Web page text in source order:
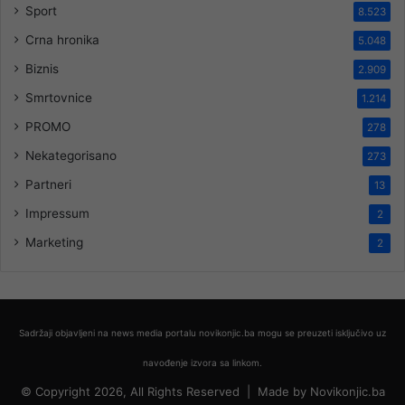
Sport 8.523
Crna hronika 5.048
Biznis 2.909
Smrtovnice 1.214
PROMO 278
Nekategorisano 273
Partneri 13
Impressum 2
Marketing 2
Sadržaji objavljeni na news media portalu novikonjic.ba mogu se preuzeti isključivo uz
navođenje izvora sa linkom.
© Copyright 2026, All Rights Reserved | Made by Novikonjic.ba